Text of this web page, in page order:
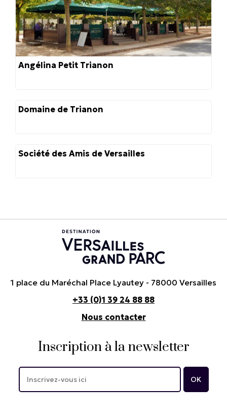
Angélina Petit Trianon
Domaine de Trianon
Société des Amis de Versailles
1 place du Maréchal Place Lyautey - 78000 Versailles
+33 (0)1 39 24 88 88
Nous contacter
Inscription à la newsletter